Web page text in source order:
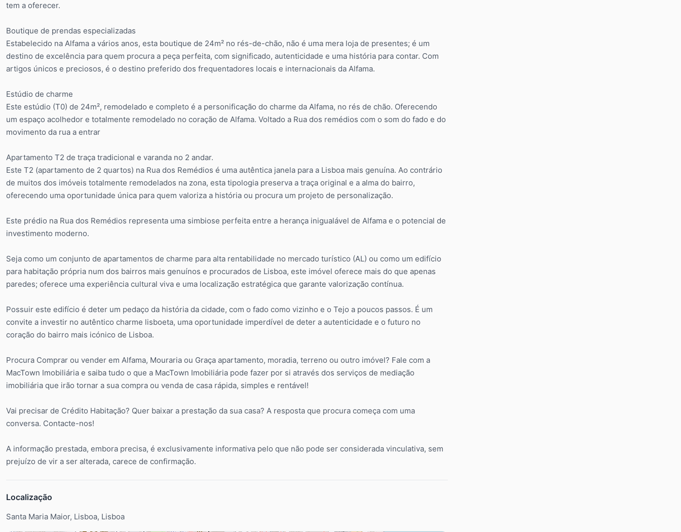
tem a oferecer.
Boutique de prendas especializadas
Estabelecido na Alfama a vários anos, esta boutique de 24m² no rés-de-chão, não é uma mera loja de presentes; é um
destino de excelência para quem procura a peça perfeita, com significado, autenticidade e uma história para contar. Com
artigos únicos e preciosos, é o destino preferido dos frequentadores locais e internacionais da Alfama.
Estúdio de charme
Este estúdio (T0) de 24m², remodelado e completo é a personificação do charme da Alfama, no rés de chão. Oferecendo
um espaço acolhedor e totalmente remodelado no coração de Alfama. Voltado a Rua dos remédios com o som do fado e do
movimento da rua a entrar
Apartamento T2 de traça tradicional e varanda no 2 andar.
Este T2 (apartamento de 2 quartos) na Rua dos Remédios é uma autêntica janela para a Lisboa mais genuína. Ao contrário
de muitos dos imóveis totalmente remodelados na zona, esta tipologia preserva a traça original e a alma do bairro,
oferecendo uma oportunidade única para quem valoriza a história ou procura um projeto de personalização.
Este prédio na Rua dos Remédios representa uma simbiose perfeita entre a herança inigualável de Alfama e o potencial de
investimento moderno.
Seja como um conjunto de apartamentos de charme para alta rentabilidade no mercado turístico (AL) ou como um edifício
para habitação própria num dos bairros mais genuínos e procurados de Lisboa, este imóvel oferece mais do que apenas
paredes; oferece uma experiência cultural viva e uma localização estratégica que garante valorização contínua.
Possuir este edifício é deter um pedaço da história da cidade, com o fado como vizinho e o Tejo a poucos passos. É um
convite a investir no autêntico charme lisboeta, uma oportunidade imperdível de deter a autenticidade e o futuro no
coração do bairro mais icónico de Lisboa.
Procura Comprar ou vender em Alfama, Mouraria ou Graça apartamento, moradia, terreno ou outro imóvel? Fale com a
MacTown Imobiliária e saiba tudo o que a MacTown Imobiliária pode fazer por si através dos serviços de mediação
imobiliária que irão tornar a sua compra ou venda de casa rápida, simples e rentável!
Vai precisar de Crédito Habitação? Quer baixar a prestação da sua casa? A resposta que procura começa com uma
conversa. Contacte-nos!
A informação prestada, embora precisa, é exclusivamente informativa pelo que não pode ser considerada vinculativa, sem
prejuízo de vir a ser alterada, carece de confirmação.
Localização
Santa Maria Maior, Lisboa, Lisboa